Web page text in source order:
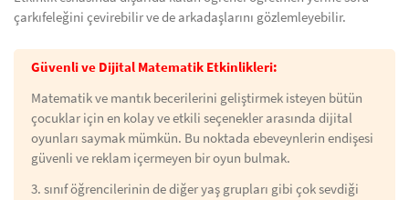
çarkıfeleğini çevirebilir ve de arkadaşlarını gözlemleyebilir.
Güvenli ve Dijital Matematik Etkinlikleri:
Matematik ve mantık becerilerini geliştirmek isteyen bütün
çocuklar için en kolay ve etkili seçenekler arasında dijital
oyunları saymak mümkün. Bu noktada ebeveynlerin endişesi
güvenli ve reklam içermeyen bir oyun bulmak.
3. sınıf öğrencilerinin de diğer yaş grupları gibi çok sevdiği